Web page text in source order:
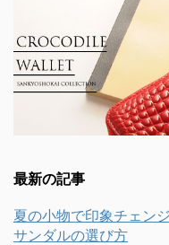
最新の記事
夏の小物で印象チェン
サンダルの選び方